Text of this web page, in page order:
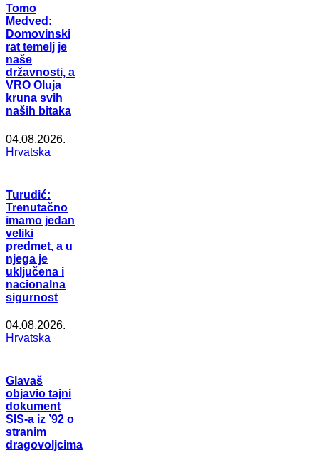
Tomo
Medved:
Domovinski
rat temelj je
naše
državnosti, a
VRO Oluja
kruna svih
naših bitaka
04.08.2026.
Hrvatska
Turudić:
Trenutačno
imamo jedan
veliki
predmet, a u
njega je
uključena i
nacionalna
sigurnost
04.08.2026.
Hrvatska
Glavaš
objavio tajni
dokument
SIS-a iz ’92 o
stranim
dragovoljcima